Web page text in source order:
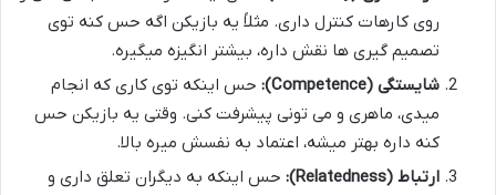
روی کارهات کنترل داری. مثلاً یه بازیکن اگه حس کنه توی
تصمیم گیری ها نقش داره، بیشتر انگیزه میگیره.
شایستگی (Competence):
حس اینکه توی کاری که انجام
میدی، ماهری و می تونی پیشرفت کنی. وقتی یه بازیکن حس
کنه داره بهتر میشه، اعتماد به نفسش میره بالا.
ارتباط (Relatedness):
حس اینکه به دیگران تعلق داری و